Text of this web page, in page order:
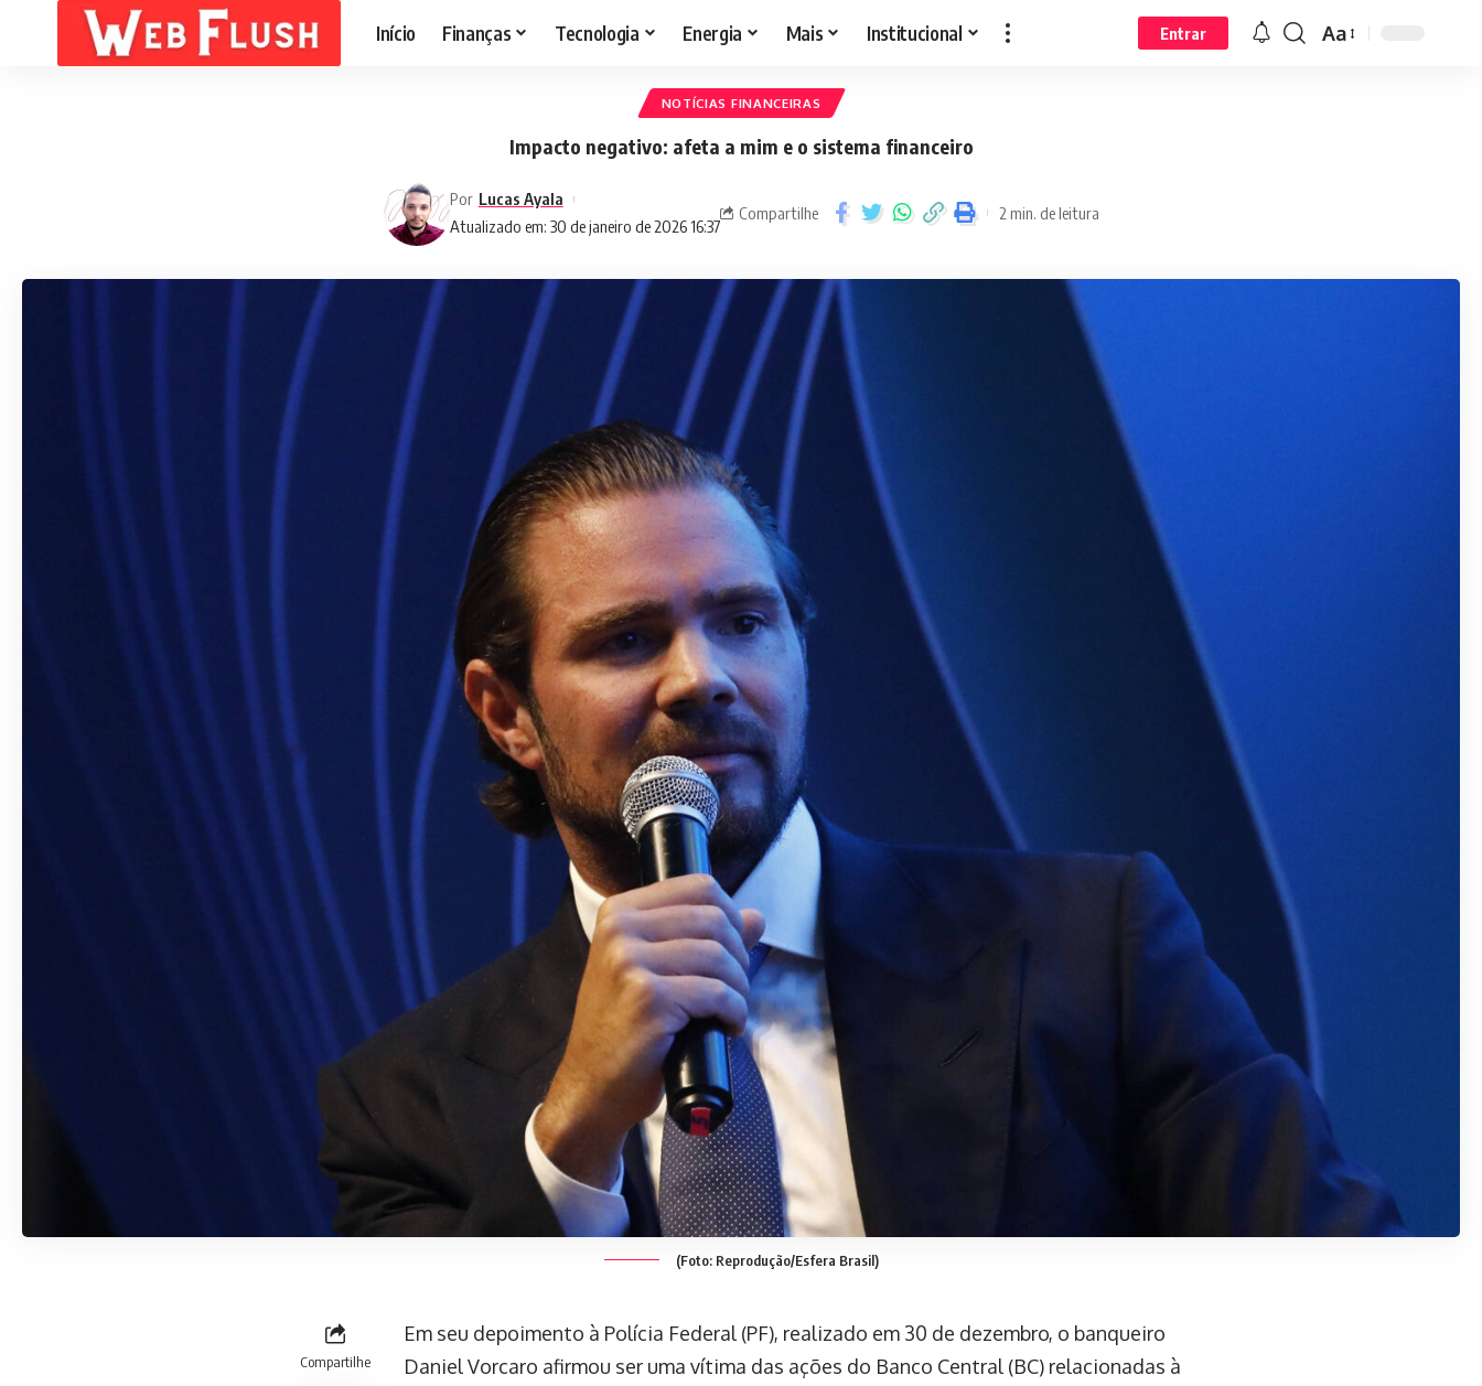
Início Finanças Tecnologia Energia Mais Institucional Entrar Aa
NOTÍCIAS FINANCEIRAS
Impacto negativo: afeta a mim e o sistema financeiro
Atualizado em: 30 de janeiro de 2026 16:37
Por Lucas Ayala
Compartilhe 2 min. de leitura
(Foto: Reprodução/Esfera Brasil)
Compartilhe
Em seu depoimento à Polícia Federal (PF), realizado em 30 de dezembro, o banqueiro
Daniel Vorcaro afirmou ser uma vítima das ações do Banco Central (BC) relacionadas à